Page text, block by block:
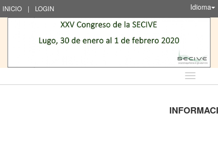
INICIO | LOGIN Idioma
Idioma